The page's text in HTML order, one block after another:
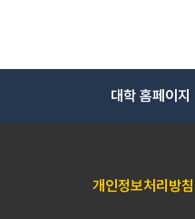
대학 홈페이지
개인정보처리방침